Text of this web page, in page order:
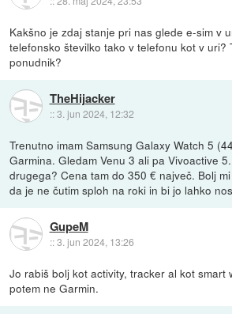
Kakšno je zdaj stanje pri nas glede e-sim v
telefonsko številko tako v telefonu kot v uri?
ponudnik?
TheHijacker
::3. jun 2024, 12:32
Trenutno imam Samsung Galaxy Watch 5
Garmina. Gledam Venu 3 ali pa Vivoactive
drugega? Cena tam do 350 € največ. Bolj
da je ne čutim sploh na roki in bi jo lahko
GupeM
::3. jun 2024, 13:26
Jo rabiš bolj kot activity, tracker al kot smart
potem ne Garmin.